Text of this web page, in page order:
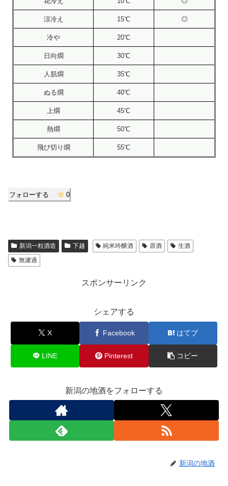
涼冷え 15℃ ◎
冷や 20℃
日向燗 30℃
人肌燗 35℃
ぬる燗 40℃
上燗 45℃
熱燗 50℃
飛び切り燗 55℃
フォローする 0
新潟一粒酒造 下越 純米吟醸酒 原酒
生酒
無濾過
スポンサーリンク
シェアする
X Facebook はてブ
LINE Pinterest コピー
新潟の地酒をフォローする
新潟の地酒